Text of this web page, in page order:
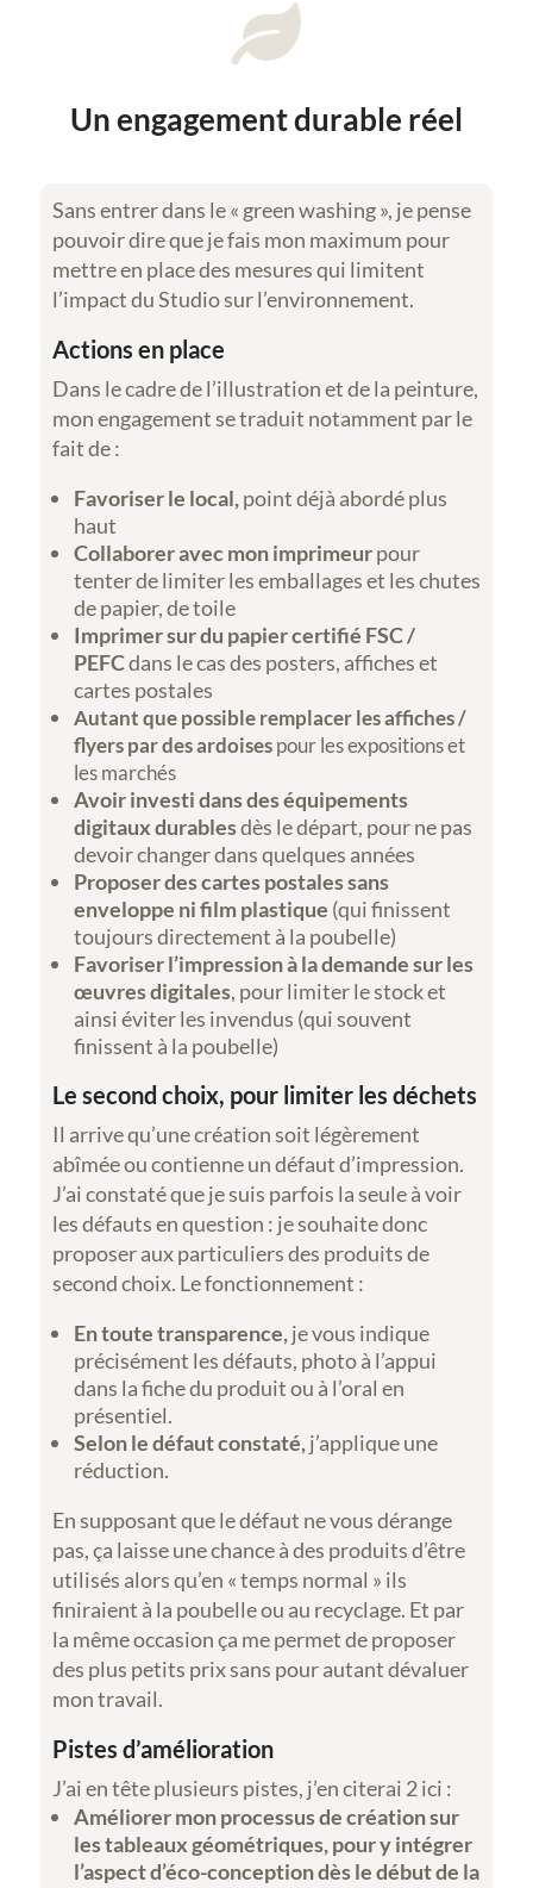

Un engagement durable réel
Sans entrer dans le « green washing », je pense
pouvoir dire que je fais mon maximum pour
mettre en place des mesures qui limitent
l’impact du Studio sur l’environnement.
Actions en place
Dans le cadre de l’illustration et de la peinture,
mon engagement se traduit notamment par le
fait de :
Favoriser le local,point déjà abordé plus
haut
Collaborer avec mon imprimeurpour
tenter de limiter les emballages et les chutes
de papier, de toile
Imprimer sur du papier certifié FSC /
PEFCdans le cas des posters, affiches et
cartes postales
Autant que possible remplacer les affiches /
flyers par des ardoisespour les expositions et
les marchés
Avoir investi dans des équipements
digitaux durablesdès le départ, pour ne pas
devoir changer dans quelques années
Proposer des cartes postales sans
enveloppe ni film plastique (qui finissent
toujours directement à la poubelle)
Favoriser l’impression à la demande sur les
œuvres digitales, pour limiter le stock et
ainsi éviter les invendus (qui souvent
finissent à la poubelle)
Le second choix, pour limiter les déchets
Il arrive qu’une création soit légèrement
abîmée ou contienne un défaut d’impression.
J’ai constaté que je suis parfois la seule à voir
les défauts en question : je souhaite donc
proposer aux particuliers des produits de
second choix. Le fonctionnement :
En toute transparence,je vous indique
précisément les défauts, photo à l’appui
dans la fiche du produit ou à l’oral en
présentiel.
Selon le défaut constaté,j’applique une
réduction.
En supposant que le défaut ne vous dérange
pas, ça laisse une chance à des produits d’être
utilisés alors qu’en « temps normal » ils
finiraient à la poubelle ou au recyclage. Et par
la même occasion ça me permet de proposer
des plus petits prix sans pour autant dévaluer
mon travail.
Pistes d’amélioration
J’ai en tête plusieurs pistes, j’en citerai 2 ici :
Améliorer mon processus de création sur
les tableaux géométriques, pour y intégrer
l’aspect d’éco-conception dès le début de la